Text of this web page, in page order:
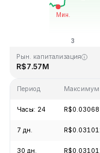
Последнее обновление:
Рын. капитализация
R$7.57M
Период Максимум
Часы: 24
7 дн.
30 дн.